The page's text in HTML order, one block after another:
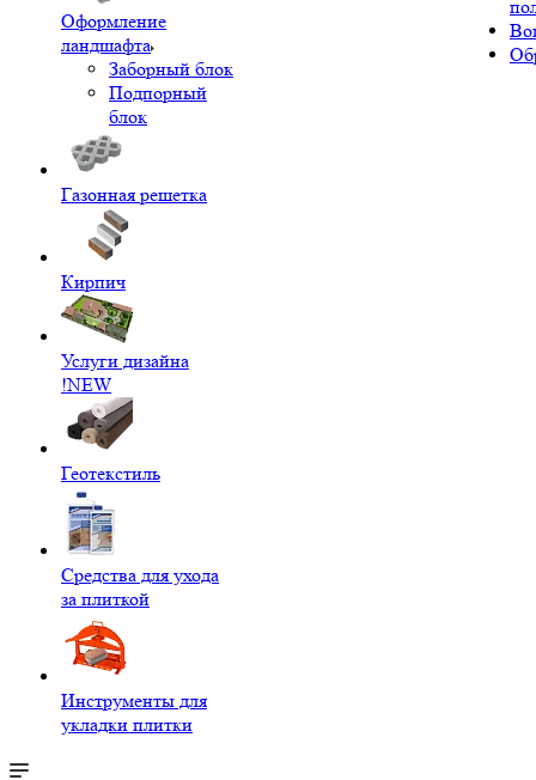
Оформление
ландшафта
Заборный блок
Подпорный
блок
Газонная решетка
Кирпич
Услуги дизайна
!NEW
Геотекстиль
Средства для ухода
за плиткой
Инструменты для
укладки плитки